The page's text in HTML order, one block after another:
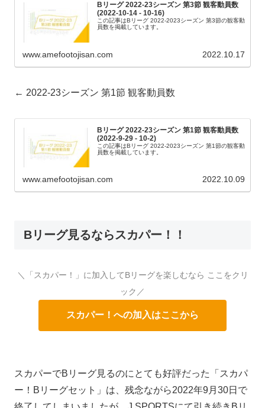
Bリーグ 2022-23シーズン 第3節 観客動員数
(2022-10-14 - 10-16)
この記事はBリーグ 2022-2023シーズン 第3節の観客動
員数を掲載しています。
www.amefootojisan.com 2022.10.17
← 2022-23シーズン 第1節 観客動員数
Bリーグ 2022-23シーズン 第1節 観客動員数
(2022-9-29 - 10-2)
この記事はBリーグ 2022-2023シーズン 第1節の観客動
員数を掲載しています。
www.amefootojisan.com 2022.10.09
Bリーグ見るならスカパー！！
＼「スカパー！」に加入してBリーグを楽しむなら ここをクリ
ック／
スカパー！への加入はここから
スカパーでBリーグ見るのにとても好評だった「スカパ
ー！Bリーグセット」は、残念ながら2022年9月30日で